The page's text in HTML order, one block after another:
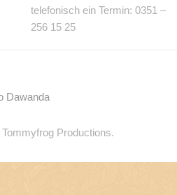
telefonisch ein Termin: 0351 –
256 15 25
Tommyfrog Productions.